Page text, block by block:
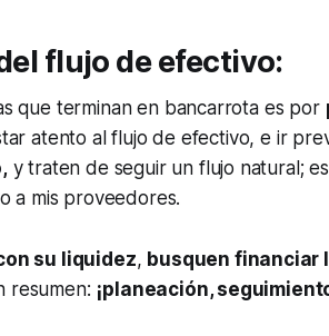
flujo de efectivo:
que terminan en bancarrota es por
atento al flujo de efectivo, e ir
y traten de seguir un flujo natural;
a mis proveedores.
su liquidez, busquen financiar
resumen: ¡planeación,